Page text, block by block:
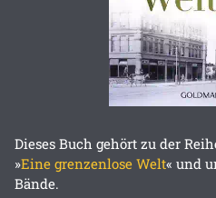
Dieses Buch gehört zu der
»Eine grenzenlose Welt« und
Bände.